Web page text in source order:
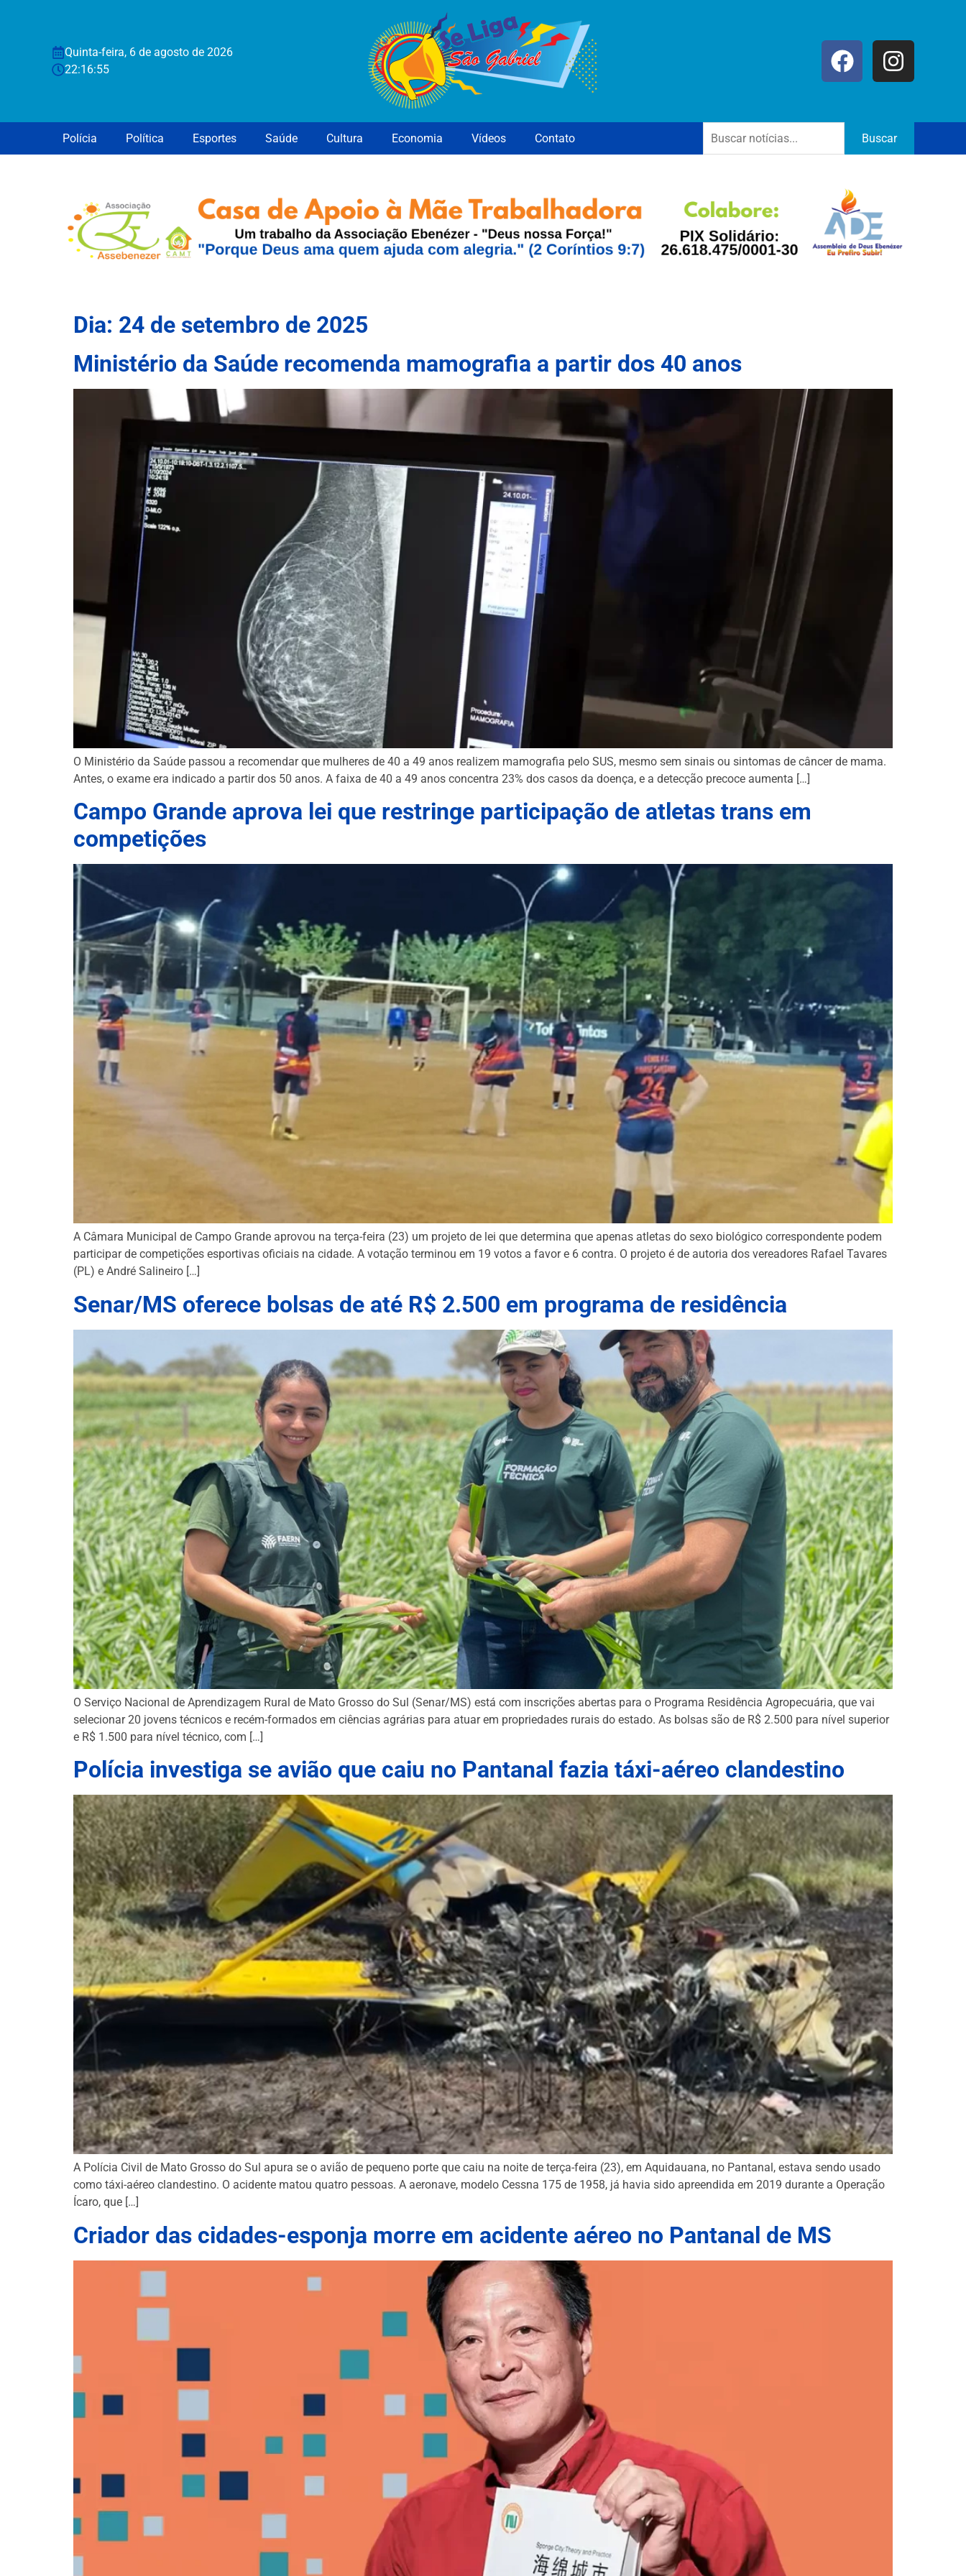
Quinta-feira, 6 de agosto de 2026
22:16:56
Polícia Política Esportes Saúde Cultura Economia Vídeos Contato Buscar
Dia: 24 de setembro de 2025
Ministério da Saúde recomenda mamografia a partir dos 40 anos
O Ministério da Saúde passou a recomendar que mulheres de 40 a 49 anos realizem mamografia pelo SUS, mesmo sem sinais ou sintomas de câncer de mama.
Antes, o exame era indicado a partir dos 50 anos. A faixa de 40 a 49 anos concentra 23% dos casos da doença, e a detecção precoce aumenta […]
Campo Grande aprova lei que restringe participação de atletas trans em
competições
A Câmara Municipal de Campo Grande aprovou na terça-feira (23) um projeto de lei que determina que apenas atletas do sexo biológico correspondente podem
participar de competições esportivas oficiais na cidade. A votação terminou em 19 votos a favor e 6 contra. O projeto é de autoria dos vereadores Rafael Tavares
(PL) e André Salineiro […]
Senar/MS oferece bolsas de até R$ 2.500 em programa de residência
O Serviço Nacional de Aprendizagem Rural de Mato Grosso do Sul (Senar/MS) está com inscrições abertas para o Programa Residência Agropecuária, que vai
selecionar 20 jovens técnicos e recém-formados em ciências agrárias para atuar em propriedades rurais do estado. As bolsas são de R$ 2.500 para nível superior
e R$ 1.500 para nível técnico, com […]
Polícia investiga se avião que caiu no Pantanal fazia táxi-aéreo clandestino
A Polícia Civil de Mato Grosso do Sul apura se o avião de pequeno porte que caiu na noite de terça-feira (23), em Aquidauana, no Pantanal, estava sendo usado
como táxi-aéreo clandestino. O acidente matou quatro pessoas. A aeronave, modelo Cessna 175 de 1958, já havia sido apreendida em 2019 durante a Operação
Ícaro, que […]
Criador das cidades-esponja morre em acidente aéreo no Pantanal de MS